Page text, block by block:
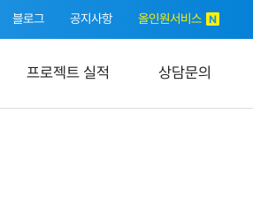
블로그 공지사항 올인원서비스
프로젝트 실적 상담문의